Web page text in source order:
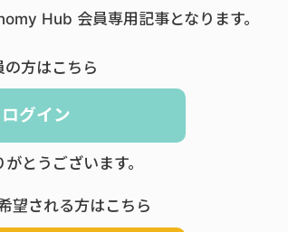
Hub 会員専用記事となります。
の方はこちら
ログイン
とうございます。
望される方はこちら